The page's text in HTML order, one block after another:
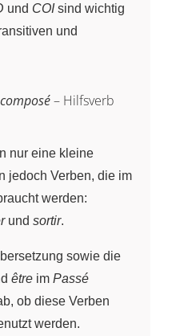
und COIsind wichtig
und
– Hilfsverb
nur eine kleine
jedoch Verben, die im
werden:
und sortir.
sowie die
être im Passé
ob diese Verben
werden.